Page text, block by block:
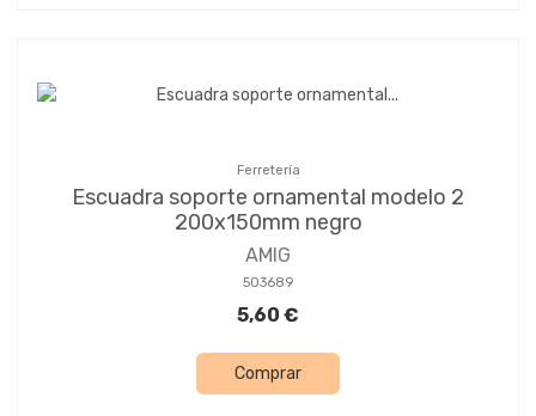
Ferretería
Escuadra soporte ornamental modelo 2
200x150mm negro
AMIG
503689
5,60 €
Comprar